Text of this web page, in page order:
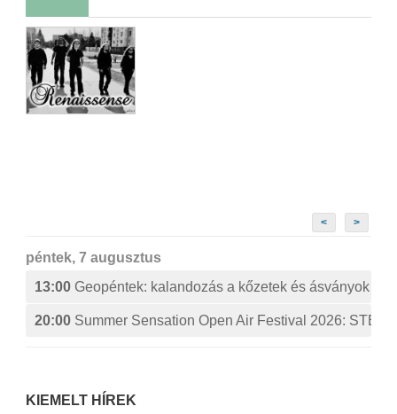
< >
péntek, 7 augusztus
13:00 Geopéntek: kalandozás a kőzetek és ásványok
20:00 Summer Sensation Open Air Festival 2026:
KIEMELT HÍREK